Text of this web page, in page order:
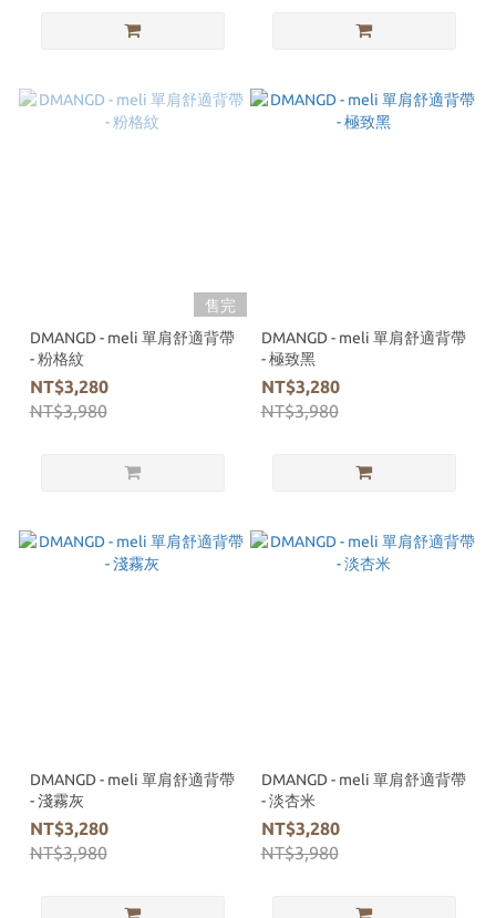
售完
DMANGD - meli 單肩舒適背帶
- 粉格紋
NT$3,280
NT$3,980
DMANGD - meli 單肩舒適背帶
- 極致黑
NT$3,280
NT$3,980
DMANGD - meli 單肩舒適背帶
- 淺霧灰
NT$3,280
NT$3,980
DMANGD - meli 單肩舒適背帶
- 淡杏米
NT$3,280
NT$3,980